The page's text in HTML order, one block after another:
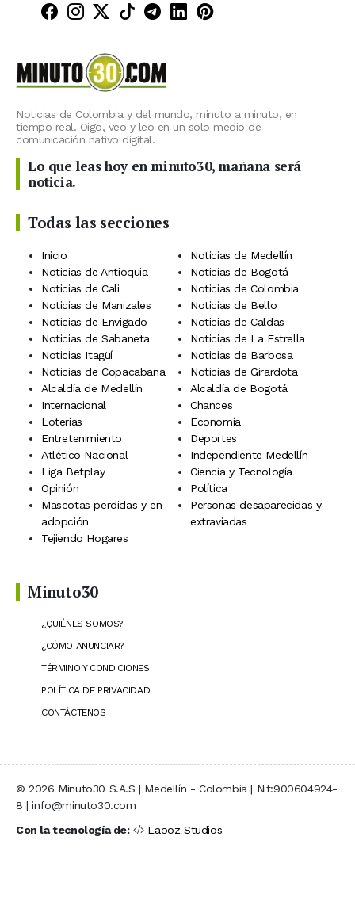
Minuto30 en Facebook
Minuto30 en Instagram
Minuto30 en X (Twitter)
Minuto30 en TikTok
Canal de Minuto30 en
Minuto30 en LinkedIn
Minuto30 en
Noticias de Colombia y del mundo, minuto a minuto, en
tiempo real. Oigo, veo y leo en un solo medio de
comunicación nativo digital.
Lo que leas hoy en minuto30, mañana será
noticia.
Todas las secciones
Inicio
Noticias de Medellín
Noticias de Antioquia
Noticias de Bogotá
Noticias de Cali
Noticias de Colombia
Noticias de Manizales
Noticias de Bello
Noticias de Envigado
Noticias de Caldas
Noticias de Sabaneta
Noticias de La Estrella
Noticias Itagüí
Noticias de Barbosa
Noticias de Copacabana
Noticias de Girardota
Alcaldía de Medellín
Alcaldía de Bogotá
Internacional
Chances
Loterías
Economía
Entretenimiento
Deportes
Atlético Nacional
Independiente Medellín
Liga Betplay
Ciencia y Tecnología
Opinión
Política
Mascotas perdidas y en
adopción
Personas desaparecidas y
extraviadas
Tejiendo Hogares
Minuto30
¿QUIÉNES SOMOS?
¿CÓMO ANUNCIAR?
TÉRMINO Y CONDICIONES
POLÍTICA DE PRIVACIDAD
CONTÁCTENOS
© 2026 Minuto30 S.A.S | Medellín - Colombia | Nit:900604924-
8 | info@minuto30.com
Con la tecnología de:
Laooz Studios